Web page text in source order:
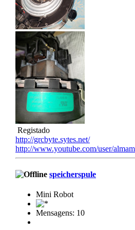
Registado
http://grcbyte.sytes.net/
http://www.youtube.com/user/
speicherspule
Mini Robot
Mensagens: 10